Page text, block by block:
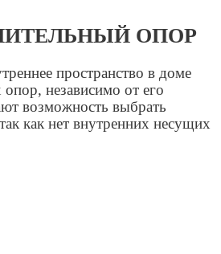
ОПОР
пространство в доме
независимо от его
возможность выбрать
как нет внутренних несущих